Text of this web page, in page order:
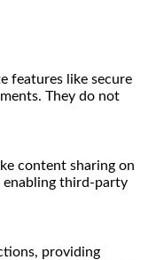
features like secure
They do not
content sharing on
enabling third-party
providing